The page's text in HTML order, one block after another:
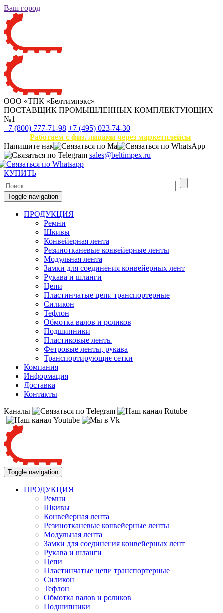
Ваш город
ООО «ТПК «Белтимпэкс»
ПОСТАВЩИК ПРОМЫШЛЕННЫХ КОМПЛЕКТУЮЩИХ
№1
+7 (800) 777-71-98 +7 (495) 023-74-30
Работаем с физ. лицами через маркетплейсы
Напишите нам
sales@beltimpex.ru
КУПИТЬ
Toggle navigation
ПРОДУКЦИЯ
Ремни
Шкивы
Конвейерная лента
Резинотканевые конвейерные ленты
Модульная лента
Замки для соединения конвейерных лент
Рукава и шланги
Цепи
Пластинчатые цепи транспортерные
Силикон
Тефлон
Обмотка валов и роликов
Подшипники
Пластиковые ленты
Фетровые ленты, рукава
Транспортирующие сетки
Компания
Информация
Доставка
Контакты
Каналы
Toggle navigation
ПРОДУКЦИЯ
Ремни
Шкивы
Конвейерная лента
Резинотканевые конвейерные ленты
Модульная лента
Замки для соединения конвейерных лент
Рукава и шланги
Цепи
Пластинчатые цепи транспортерные
Силикон
Тефлон
Обмотка валов и роликов
Подшипники